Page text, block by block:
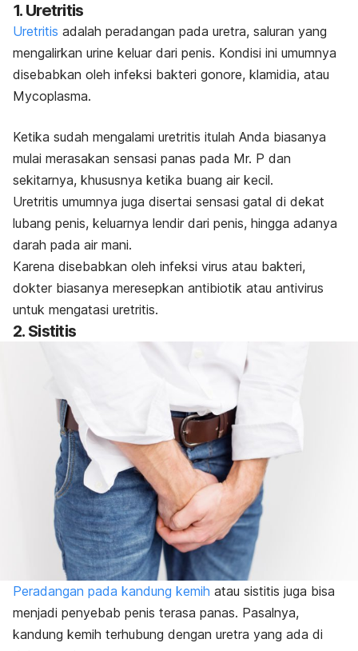
1. Uretritis
Uretritis adalah peradangan pada uretra, saluran yang
mengalirkan urine keluar dari penis. Kondisi ini umumnya
disebabkan oleh infeksi bakteri gonore, klamidia, atau
Mycoplasma.
Ketika sudah mengalami uretritis itulah Anda biasanya
mulai merasakan sensasi panas pada Mr. P dan
sekitarnya, khususnya ketika buang air kecil.
Uretritis umumnya juga disertai sensasi gatal di dekat
lubang penis, keluarnya lendir dari penis, hingga adanya
darah pada air mani.
Karena disebabkan oleh infeksi virus atau bakteri,
dokter biasanya meresepkan antibiotik atau antivirus
untuk mengatasi uretritis.
2. Sistitis
Peradangan pada kandung kemih atau sistitis juga bisa
menjadi penyebab penis terasa panas. Pasalnya,
kandung kemih terhubung dengan uretra yang ada di